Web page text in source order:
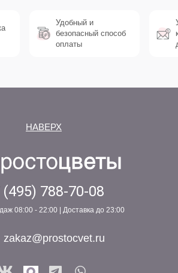
Удобный и
безопасный способ
оплаты
НАВЕРХ
(495) 788-70-08
08:00 - 22:00 | Доставка до 23:00
zakaz@prostocvet.ru